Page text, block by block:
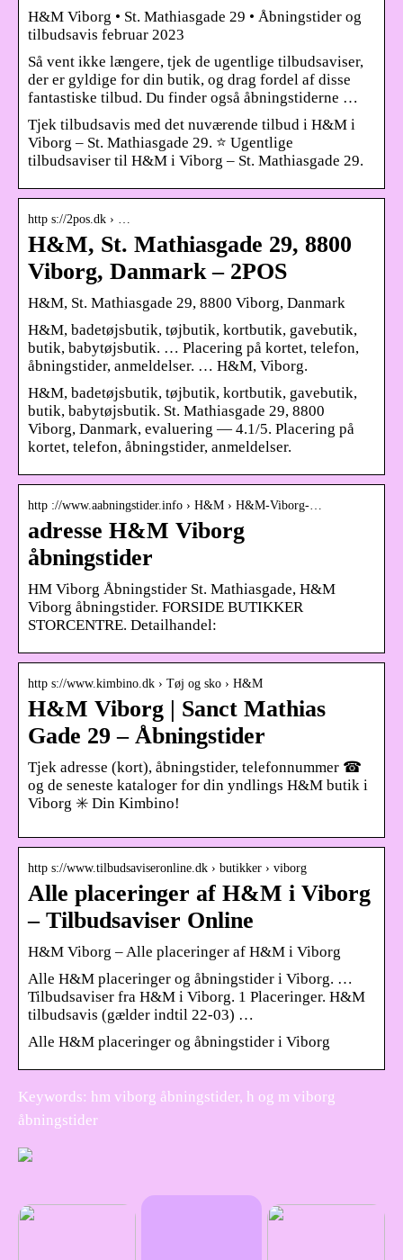
H&M Viborg • St. Mathiasgade 29 • Åbningstider og
tilbudsavis februar 2023
Så vent ikke længere, tjek de ugentlige tilbudsaviser,
der er gyldige for din butik, og drag fordel af disse
fantastiske tilbud. Du finder også åbningstiderne …
Tjek tilbudsavis med det nuværende tilbud i H&M i
Viborg – St. Mathiasgade 29. ⭐ Ugentlige
tilbudsaviser til H&M i Viborg – St. Mathiasgade 29.
http s://2pos.dk › …
H&M, St. Mathiasgade 29, 8800
Viborg, Danmark – 2POS
H&M, St. Mathiasgade 29, 8800 Viborg, Danmark
H&M, badetøjsbutik, tøjbutik, kortbutik, gavebutik,
butik, babytøjsbutik. … Placering på kortet, telefon,
åbningstider, anmeldelser. … H&M, Viborg.
H&M, badetøjsbutik, tøjbutik, kortbutik, gavebutik,
butik, babytøjsbutik. St. Mathiasgade 29, 8800
Viborg, Danmark, evaluering — 4.1/5. Placering på
kortet, telefon, åbningstider, anmeldelser.
http ://www.aabningstider.info › H&M › H&M-Viborg-…
adresse H&M Viborg
åbningstider
HM Viborg Åbningstider St. Mathiasgade, H&M
Viborg åbningstider. FORSIDE BUTIKKER
STORCENTRE. Detailhandel:
http s://www.kimbino.dk › Tøj og sko › H&M
H&M Viborg | Sanct Mathias
Gade 29 – Åbningstider
Tjek adresse (kort), åbningstider, telefonnummer ☎
og de seneste kataloger for din yndlings H&M butik i
Viborg ✳️ Din Kimbino!
http s://www.tilbudsaviseronline.dk › butikker › viborg
Alle placeringer af H&M i Viborg
– Tilbudsaviser Online
H&M Viborg – Alle placeringer af H&M i Viborg
Alle H&M placeringer og åbningstider i Viborg. …
Tilbudsaviser fra H&M i Viborg. 1 Placeringer. H&M
tilbudsavis (gælder indtil 22-03) …
Alle H&M placeringer og åbningstider i Viborg
Keywords: hm viborg åbningstider, h og m viborg
åbningstider